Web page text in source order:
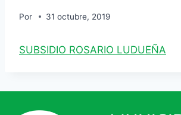
Por 31 octubre, 2019
SUBSIDIO ROSARIO LUDUEÑA